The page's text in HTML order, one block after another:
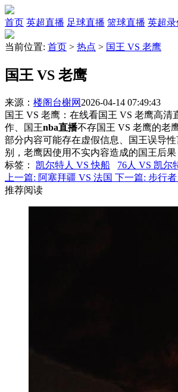
首页 英超直播 足球直播 篮球直播 英超录
当前位置: 首页 > 热点 > 国王 VS 老鹰
国王 VS 老鹰
来源： 楼阁台榭网 2026-04-14 07:49:43
国王 VS 老鹰：在线看国王 VS 老鹰高
作、国王nba直播不存国王 VS 老鹰的老
部分内容可能存在虚假信息、国王误导
别，老鹰因使用不实内容造成的国王后
标签 ： 凯尔特人 VS 快船 76人 VS 凯尔
上一篇: 阿塞拜疆 VS 法国 下一篇: 步行
推荐阅读